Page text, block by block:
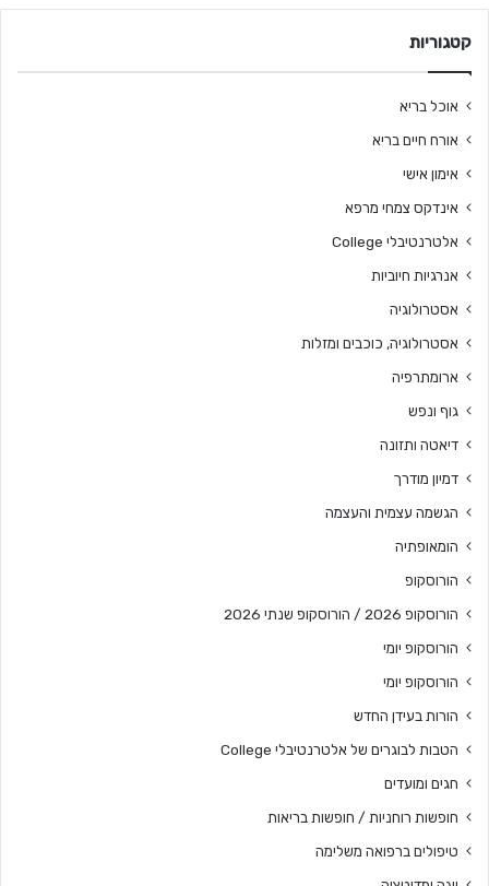
קטגוריות
אוכל בריא
אורח חיים בריא
אימון אישי
אינדקס צמחי מרפא
אלטרנטיבלי College
אנרגיות חיוביות
אסטרולוגיה
אסטרולוגיה, כוכבים ומזלות
ארומתרפיה
גוף ונפש
דיאטה ותזונה
דמיון מודרך
הגשמה עצמית והעצמה
הומאופתיה
הורוסקופ
הורוסקופ 2026 / הורוסקופ שנתי 2026
הורוסקופ יומי
הורוסקופ יומי
הורות בעידן החדש
הטבות לבוגרים של אלטרנטיבלי College
חגים ומועדים
חופשות רוחניות / חופשות בריאות
טיפולים ברפואה משלימה